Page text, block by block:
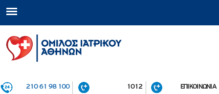
210 61 98 100 1012 ΕΠΙΚΟΙΝΩΝΙΑ